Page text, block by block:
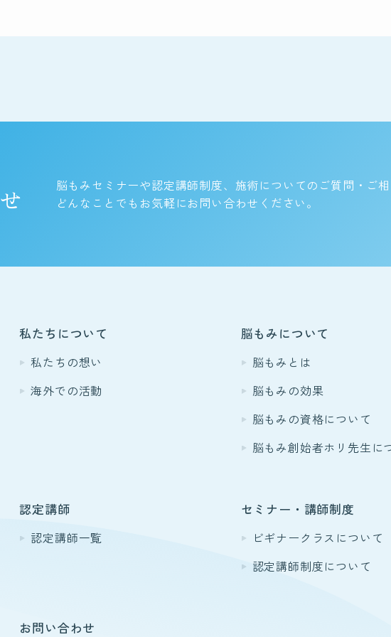
脳もみセミナーや認定講師制度、 施術についてのご質問・ご
どんなことでもお気軽にお問い合わせください。
私たちについて
私たちの想い
海外での活動
脳もみについて
脳もみとは
脳もみの効果
脳もみの資格について
脳もみ創始者ホリ先生に
認定講師
認定講師一覧
セミナー・講師制度
ビギナークラスについて
認定講師制度について
お問い合わせ